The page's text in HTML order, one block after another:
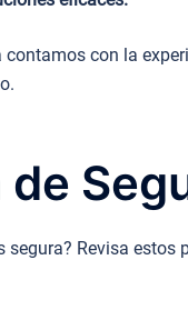
contamos con la
segura? Revisa estos